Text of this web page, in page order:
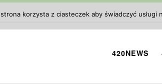
420NEWS
strona korzysta z ciasteczek aby świadczyć usługi